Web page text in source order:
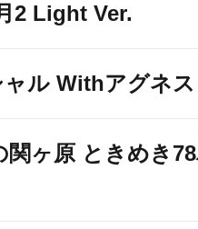
2 Light Ver.
ャル Withアグネ
関ヶ原 ときめき